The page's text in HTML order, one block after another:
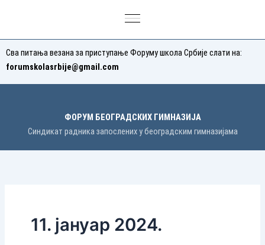
Сва питања везана за приступање Форуму школа Србије слати на:
forumskolasrbije@gmail.com
ФОРУМ БЕОГРАДСКИХ ГИМНАЗИЈА
Синдикат радника запослених у београдским гимназијама
11. јануар 2024.